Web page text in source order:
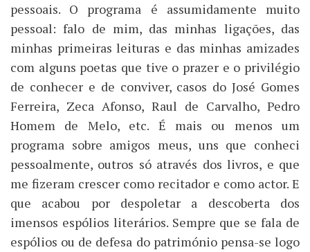
pessoais. O programa é assumidamente muito
pessoal: falo de mim, das minhas ligações, das
minhas primeiras leituras e das minhas amizades
com alguns poetas que tive o prazer e o privilégio
de conhecer e de conviver, casos do José Gomes
Ferreira, Zeca Afonso, Raul de Carvalho, Pedro
Homem de Melo, etc. É mais ou menos um
programa sobre amigos meus, uns que conheci
pessoalmente, outros só através dos livros, e que
me fizeram crescer como recitador e como actor. E
que acabou por despoletar a descoberta dos
imensos espólios literários. Sempre que se fala de
espólios ou de defesa do património pensa-se logo